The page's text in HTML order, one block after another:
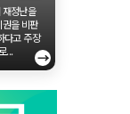
정난을
을 비판
다고 주장
...
→